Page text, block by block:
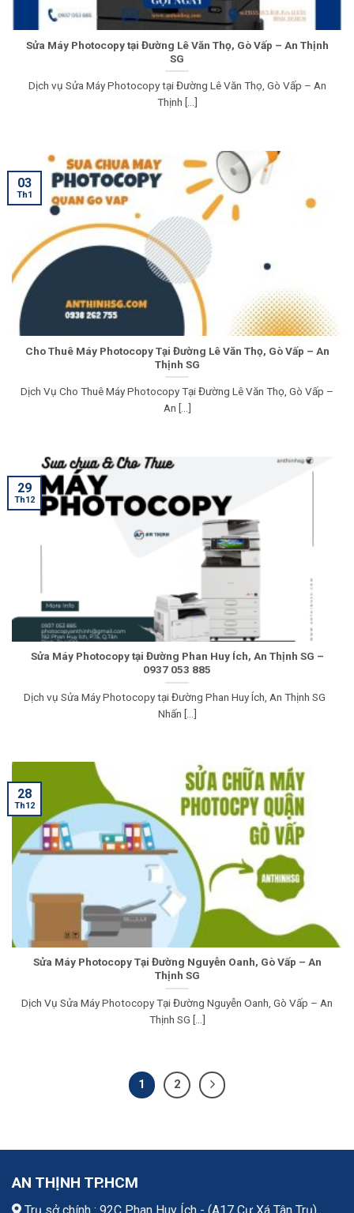
Sửa Máy Photocopy tại Đường Lê Văn Thọ, Gò Vấp – An Thịnh
SG
Dịch vụ Sửa Máy Photocopy tại Đường Lê Văn Thọ, Gò Vấp – An
Thịnh [...]
Cho Thuê Máy Photocopy Tại Đường Lê Văn Thọ, Gò Vấp – An
Thịnh SG
Dịch Vụ Cho Thuê Máy Photocopy Tại Đường Lê Văn Thọ, Gò Vấp –
An [...]
03
Th1
Sửa Máy Photocopy tại Đường Phan Huy Ích, An Thịnh SG –
0937 053 885
Dịch vụ Sửa Máy Photocopy tại Đường Phan Huy Ích, An Thịnh SG
Nhấn [...]
29
Th12
Sửa Máy Photocopy Tại Đường Nguyễn Oanh, Gò Vấp – An
Thịnh SG
Dịch Vụ Sửa Máy Photocopy Tại Đường Nguyễn Oanh, Gò Vấp – An
Thịnh SG [...]
28
Th12
1 2
AN THỊNH TP.HCM
Trụ sở chính : 92C Phan Huy Ích - (A17 Cư Xá Tân Trụ),